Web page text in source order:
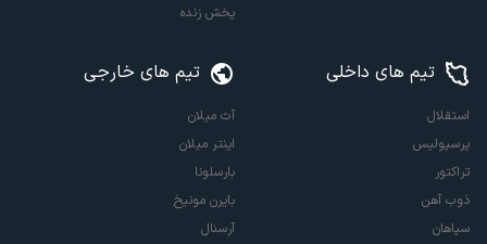
پخش زنده
تیم های داخلی
استقلال
پرسپولیس
تراکتور
ذوب آهن
سپاهان
تیم های خارجی
آث میلان
اینتر میلان
بارسلونا
بایرن مونیخ
آرسنال